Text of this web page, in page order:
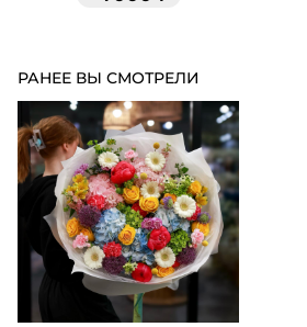
РАНЕЕ ВЫ СМОТРЕЛИ